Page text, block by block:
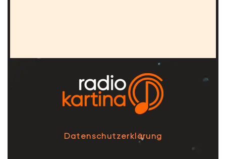
Datenschutzerklärung